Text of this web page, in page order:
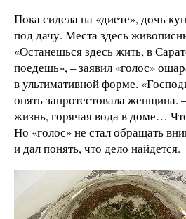
Пока сидела на «диете», дочь
под дачу. Места здесь
«Останешься здесь жить, в
поедешь», – заявил «голос»
в ультимативной форме.
опять запротестовала женщина.
жизнь, горячая вода в доме…
Но «голос» не стал обращать
и дал понять, что дело найдется.